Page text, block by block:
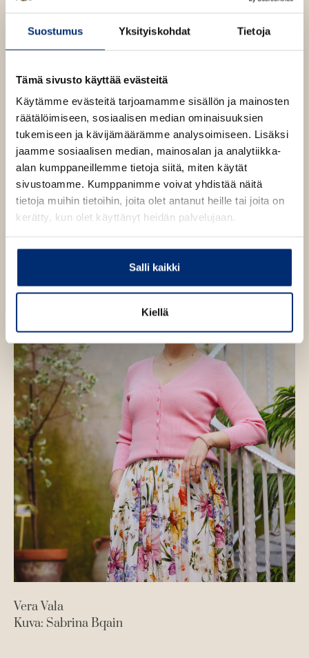
Suostumus Yksityiskohdat Tietoja
Tämä sivusto käyttää evästeitä
Käytämme evästeitä tarjoamamme sisällön ja mainosten
räätälöimiseen, sosiaalisen median ominaisuuksien
tukemiseen ja kävijämäärämme analysoimiseen. Lisäksi
jaamme sosiaalisen median, mainosalan ja analytiikka-
alan kumppaneillemme tietoja siitä, miten käytät
sivustoamme. Kumppanimme voivat yhdistää näitä
tietoja muihin tietoihin, joita olet antanut heille tai joita on
kerätty, kun olet käyttänyt heidän palvelujaan.
Salli kaikki
Kiellä
ä
l
h
t
e
e
n
v
ä
i
l
e
h
t
e
e
n
e
n
ä
l
i
l
e
h
t
e
e
t
e
ä
l
i
l
e
h
t
e
e
r
a
a
l
a
Vera Vala
Kuva: Sabrina Bqain